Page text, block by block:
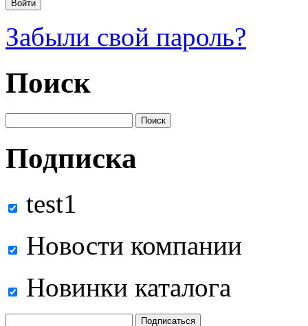
Забыли свой пароль?
Поиск
Подписка
test1
Новости компании
Новинки каталога